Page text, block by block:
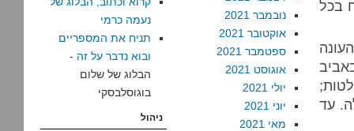
בכל
עד
נובמבר 2021
אוקטובר 2021
ספטמבר 2021
אוגוסט 2021
יולי 2021
יוני 2021
מאי 2021
נעמה כרמי
תניח את המספריים
ובוא נדבר על זה -
הבלוג של שלום
בוגוסלבסקי
ניהול